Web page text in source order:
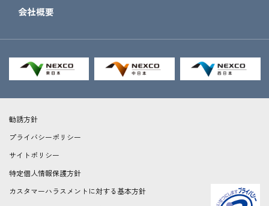
会社概要
勧誘方針
プライバシーポリシー
サイトポリシー
特定個人情報保護方針
カスタマーハラスメントに対する基本方針